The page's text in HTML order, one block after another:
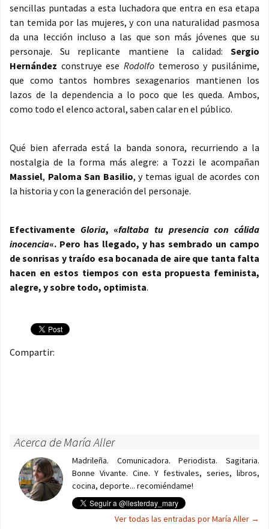
sencillas puntadas a esta luchadora que entra en esa etapa
tan temida por las mujeres, y con una naturalidad pasmosa
da una lección incluso a las que son más jóvenes que su
personaje. Su replicante mantiene la calidad: Sergio
Hernández construye eseRodolfo temeroso y pusilánime,
que como tantos hombres sexagenarios mantienen los
lazos de la dependencia a lo poco que les queda. Ambos,
como todo el elenco actoral, saben calar en el público.
Qué bien aferrada está la banda sonora, recurriendo a la
nostalgia de la forma más alegre: a Tozzi le acompañan
Massiel, Paloma San Basilio, y temas igual de acordes con
la historia y con la generación del personaje.
Efectivamente Gloria, «faltaba tu presencia con cálida
inocencia«. Pero has llegado, y has sembrado un campo
de sonrisas y traído esa bocanada de aire que tanta falta
hacen en estos tiempos con esta propuesta feminista,
alegre, y sobre todo, optimista.
Compartir:
Acerca de María Aller
Madrileña. Comunicadora. Periodista. Sagitaria.
Bonne Vivante. Cine. Y festivales, series, libros,
cocina, deporte... recomiéndame!
Ver todas las entradas por María Aller →